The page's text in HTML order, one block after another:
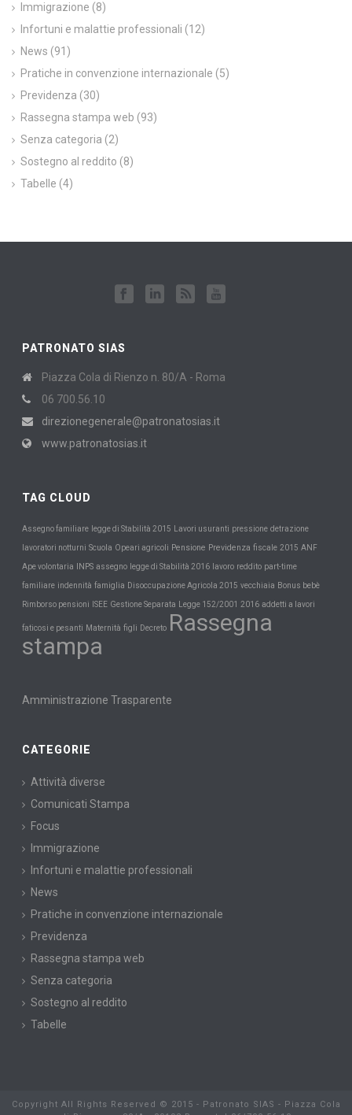
Immigrazione (8)
Infortuni e malattie professionali (12)
News (91)
Pratiche in convenzione internazionale (5)
Previdenza (30)
Rassegna stampa web (93)
Senza categoria (2)
Sostegno al reddito (8)
Tabelle (4)
PATRONATO SIAS
Piazza Cola di Rienzo n. 80/A - Roma
06 700.56.10
direzionegenerale@patronatosias.it
www.patronatosias.it
TAG CLOUD
Assegno familiare legge di Stabilità 2015 Lavori usuranti pressione detrazione
lavoratori notturni Scuola Opeari agricoli Pensione Previdenza fiscale 2015 ANF
Ape volontaria INPS assegno legge di Stabilità 2016 lavoro reddito part-time
familiare indennità famiglia Disoccupazione Agricola 2015 vecchiaia Bonus bebè
Rimborso pensioni ISEE Gestione Separata Legge 152/2001 2016 addetti a lavori
faticosi e pesanti Maternità figli Decreto Rassegna
stampa
Amministrazione Trasparente
CATEGORIE
Attività diverse
Comunicati Stampa
Focus
Immigrazione
Infortuni e malattie professionali
News
Pratiche in convenzione internazionale
Previdenza
Rassegna stampa web
Senza categoria
Sostegno al reddito
Tabelle
Copyright All Rights Reserved © 2015 - Patronato SIAS - Piazza Cola